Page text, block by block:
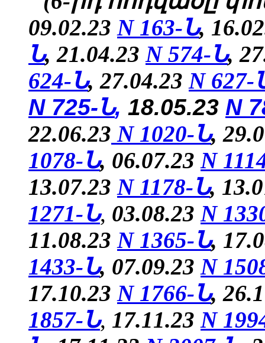
09.02.23 N 163-Ն,
Ն, 21.04.23 N 574-Ն,
624-Ն,27.04.23 N 627-
N 725-Ն, 18.05.23 N
22.06.23 N 1020-Ն,
1078-Ն, 06.07.23 N
13.07.23 N 1178-Ն,
1271-Ն, 03.08.23 N
11.08.23 N 1365-Ն,
1433-Ն, 07.09.23 N
17.10.23 N 1766-Ն,
1857-Ն, 17.11.23 N